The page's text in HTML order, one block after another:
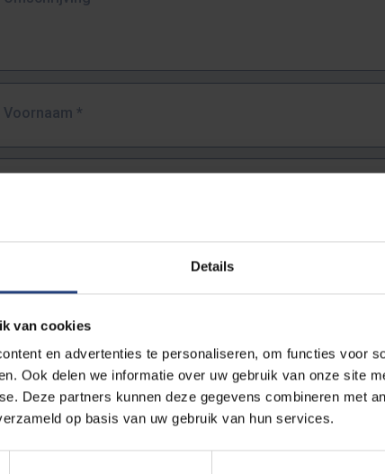
Details
van cookies
en advertenties te personaliseren, om functies voor
Ook delen we informatie over uw gebruik van onze site
Deze partners kunnen deze gegevens combineren met
op basis van uw gebruik van hun services.
Voornaam *
URL*
URL van de pagina waar je de fout zag.
https://www.vub.be/nl/studeren-aan-de-vub/alle-opleidingen